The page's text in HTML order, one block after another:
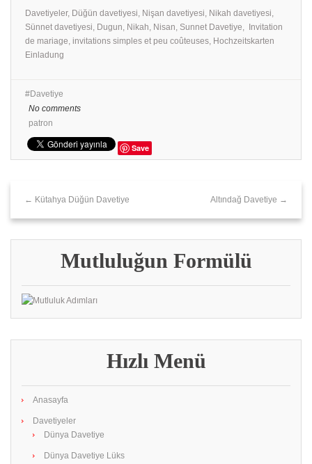
Davetiyeler, Düğün davetiyesi, Nişan davetiyesi, Nikah davetiyesi,
Sünnet davetiyesi, Dugun, Nikah, Nisan, Sunnet Davetiye, Invitation
de mariage, invitations simples et peu coûteuses, Hochzeitskarten
Einladung
Davetiye
No comments
patron
Save
← Kütahya Düğün Davetiye Altındağ Davetiye →
Mutluluğun Formülü
Hızlı Menü
Anasayfa
Davetiyeler
Dünya Davetiye
Dünya Davetiye Lüks